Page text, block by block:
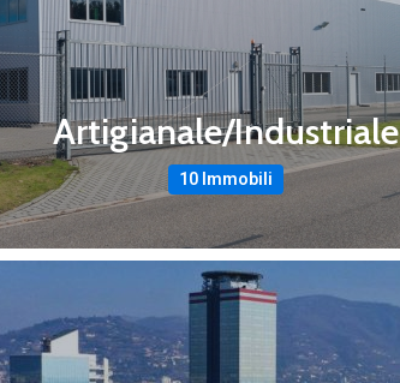
Artigianale/Industriale
10 Immobili